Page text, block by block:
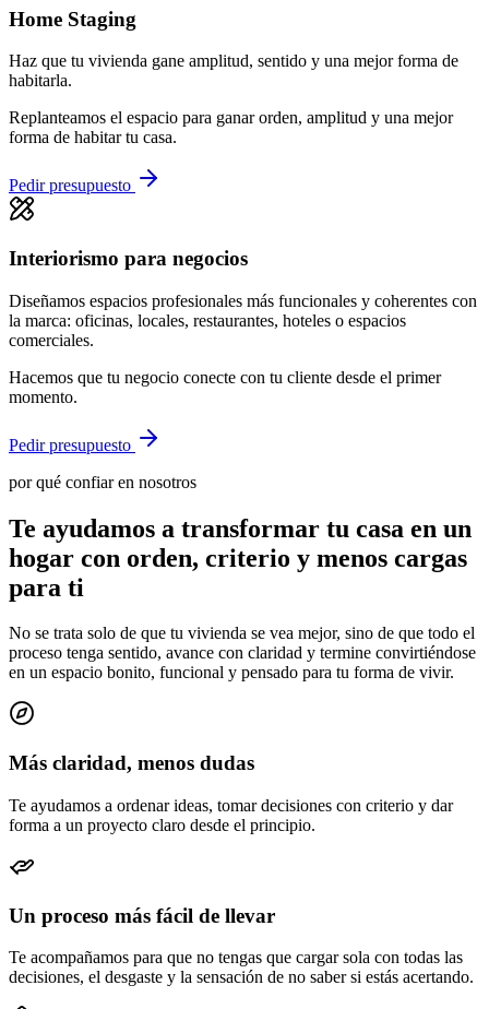
Home Staging
Haz que tu vivienda gane amplitud, sentido y una mejor forma de
habitarla.
Replanteamos el espacio para ganar orden, amplitud y una mejor
forma de habitar tu casa.
Pedir presupuesto
Interiorismo para negocios
Diseñamos espacios profesionales más funcionales y coherentes con
la marca: oficinas, locales, restaurantes, hoteles o espacios
comerciales.
Hacemos que tu negocio conecte con tu cliente desde el primer
momento.
Pedir presupuesto
por qué confiar en nosotros
Te ayudamos a transformar tu casa en un
hogar con orden, criterio y menos cargas
para ti
No se trata solo de que tu vivienda se vea mejor, sino de que todo el
proceso tenga sentido, avance con claridad y termine convirtiéndose
en un espacio bonito, funcional y pensado para tu forma de vivir.
Más claridad, menos dudas
Te ayudamos a ordenar ideas, tomar decisiones con criterio y dar
forma a un proyecto claro desde el principio.
Un proceso más fácil de llevar
Te acompañamos para que no tengas que cargar sola con todas las
decisiones, el desgaste y la sensación de no saber si estás acertando.